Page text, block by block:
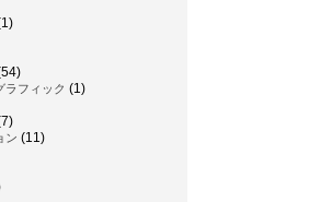
ラフィック (1)
ン (11)